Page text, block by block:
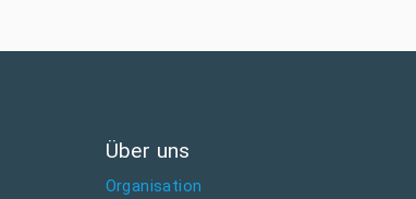
Über uns
Organisation